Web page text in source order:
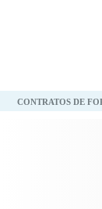
CONTRATOS DE